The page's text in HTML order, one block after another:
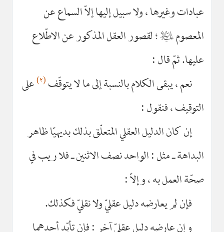
عبادات وغيرها ، ولا سبيل إليها إلاّ السماع عن
المعصومعليه‌السلام؛ لقصور العقل المذكور عن الاطّلاع
عليها. ثمّ قال :
نعم ، يبقى الكلام بالنسبة إلى ما لا يتوقّف(٢) على
التوقيف ، فنقول :
إن كان الدليل العقلي المتعلّق بذلك بديهيّا ظاهر
البداهة ـ مثل : الواحد نصف الاثنين ـ فلا ريب في
صحّة العمل به ، وإلاّ :
فإن لم يعارضه دليل عقليّ ولا نقليّ فكذلك.